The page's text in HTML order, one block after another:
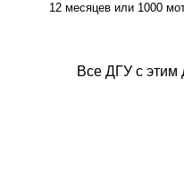
12 месяцев или 1000
Все ДГУ с этим